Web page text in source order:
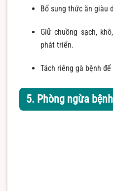
Bổ sung thức ăn giàu
Giữ chuồng sạch,
phát triển.
Tách riêng gà bệnh
5. Phòng ngừa bệnh